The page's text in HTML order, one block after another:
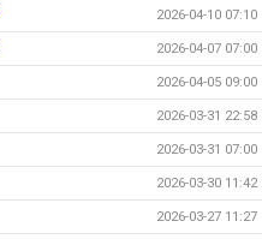
2026-04-10 07:10
2026-04-07 07:00
2026-04-05 09:00
2026-03-31 22:58
2026-03-31 07:00
2026-03-30 11:42
2026-03-27 11:27